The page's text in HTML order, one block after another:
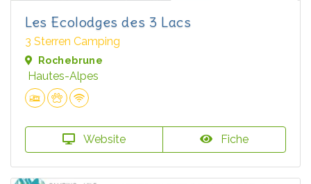
Les Ecolodges des 3 Lacs
3 Sterren Camping
Rochebrune
Hautes-Alpes
Website Fiche